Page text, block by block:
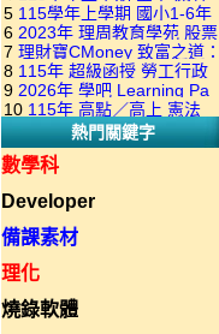
版(3DVD)
版(3DVD)
+自然 1-6年級 教學光碟DVD
版(3DVD)
各科平時練習卷&段考複習卷
(補充資源全收錄) DVD版(2片
裝)
5 115學年上學期 國小1-6年
級 習作解答(含康軒.南一.翰林
全版本.全科目)合輯版 DVD版
6 2023年 理周教育學苑 股票
當沖煉金術 主講：朱家泓 國
語發音 DVD版
7 理財寶CMoney 致富之道：
上班族飆股攻略班 主講：朱
家泓+林穎 國語發音 DVD版
8 115年 超級函授 勞工行政
與勞工立法概要 18堂課+總複
習 陸川老師 含PDF講義 函授
DVD(7DVD)
9 2026年 學吧 Learning Pa
小王子 當沖X波段 08課 國語
發音 DVD版(2DVD)
10 115年 高點／高上 憲法
18堂課 宗台大老師 含PDF講
義 函授DVD(8DVD)【適用於
熱門關鍵字
數學科
Developer
備課素材
理化
燒錄軟體